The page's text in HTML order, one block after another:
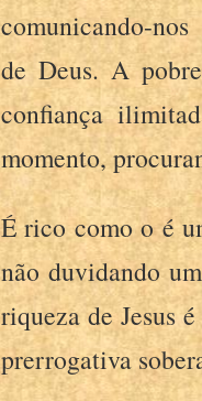
comunicando-
de Deus. A
confiança
momento,
É rico como o é
não duvidando
riqueza de Jesus
prerrogativa